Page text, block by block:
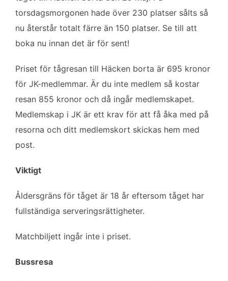
o
o
k
e
r
d
I
n
torsdagsmorgonen hade över 230 platser sålts så
nu återstår totalt färre än 150 platser. Se till att
boka nu innan det är för sent!
Priset för tågresan till Häcken borta är 695 kronor
för JK-medlemmar. Är du inte medlem så kostar
resan 855 kronor och då ingår medlemskapet.
Medlemskap i JK är ett krav för att få åka med på
resorna och ditt medlemskort skickas hem med
post.
Viktigt
Åldersgräns för tåget är 18 år eftersom tåget har
fullständiga serveringsrättigheter.
Matchbiljett ingår inte i priset.
Bussresa